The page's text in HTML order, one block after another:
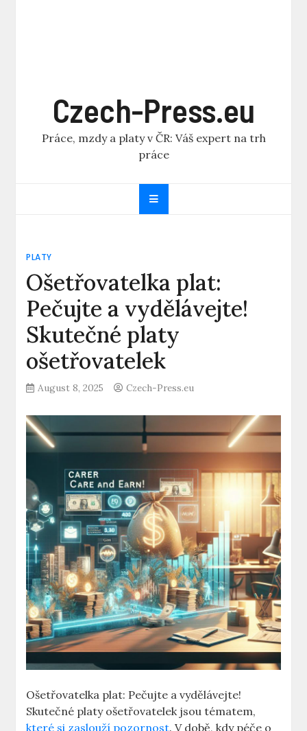
Czech-Press.eu
Práce, mzdy a platy v ČR: Váš expert na trh
práce
PLATY
Ošetřovatelka plat:
Pečujte a vydělávejte!
Skutečné platy
ošetřovatelek
August 8, 2025 Czech-Press.eu
Ošetřovatelka ‌plat: Pečujte a vydělávejte!
Skutečné platy⁤ ošetřovatelek jsou tématem,
které si zaslouží pozornost. V době, kdy péče o